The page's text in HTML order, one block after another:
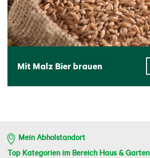
Mit Malz Bier brauen
Mein Abholstandort
Top Kategorien im Bereich Haus & Garten